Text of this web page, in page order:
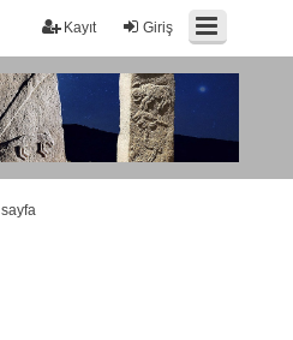
Giriş
Kayıt